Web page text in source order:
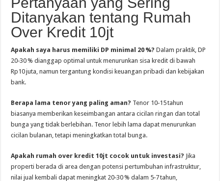
Ditanyakan tentang Rumah
Over Kredit 10jt
Apakah saya harus memiliki DP minimal 20 %? Dalam praktik, DP
20‑30 % dianggap optimal untuk menurunkan sisa kredit di bawah
Rp10 juta, namun tergantung kondisi keuangan pribadi dan kebijakan
bank.
Berapa lama tenor yang paling aman? Tenor 10‑15 tahun
biasanya memberikan keseimbangan antara cicilan ringan dan total
bunga yang tidak berlebihan. Tenor lebih lama dapat menurunkan
cicilan bulanan, tetapi meningkatkan total bunga.
Apakah rumah over kredit 10jt cocok untuk investasi? Jika
properti berada di area dengan potensi pertumbuhan infrastruktur,
nilai jual kembali dapat meningkat 20‑30 % dalam 5‑7 tahun,